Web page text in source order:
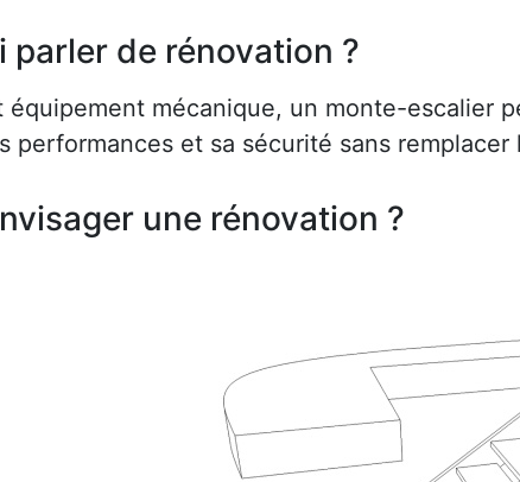
parler de rénovation ?
équipement mécanique, un monte-escalier
performances et sa sécurité sans remplacer
une rénovation ?